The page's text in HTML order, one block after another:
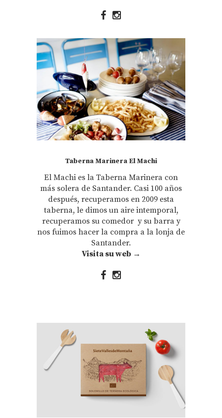
Taberna Marinera El Machi
El Machi es la Taberna Marinera con
más solera de Santander. Casi 100 años
después, recuperamos en 2009 esta
taberna, le dimos un aire intemporal,
recuperamos su comedor y su barra y
nos fuimos hacer la compra a la lonja de
Santander.
Visita su web →